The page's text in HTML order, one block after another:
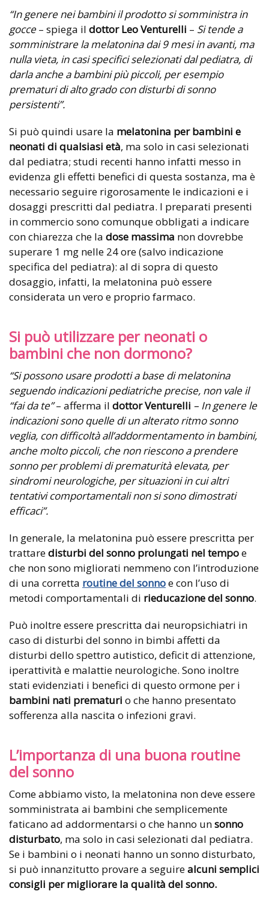
“In genere nei bambini il prodotto si somministra in
gocce – spiega il dottor Leo Venturelli – Si tende a
somministrare la melatonina dai 9 mesi in avanti, ma
nulla vieta, in casi specifici selezionati dal pediatra, di
darla anche a bambini più piccoli, per esempio
prematuri di alto grado con disturbi di sonno
persistenti”.
Si può quindi usare la melatonina per bambini e
neonati di qualsiasi età, ma solo in casi selezionati
dal pediatra; studi recenti hanno infatti messo in
evidenza gli effetti benefici di questa sostanza, ma è
necessario seguire rigorosamente le indicazioni e i
dosaggi prescritti dal pediatra. I preparati presenti
in commercio sono comunque obbligati a indicare
con chiarezza che la dose massima non dovrebbe
superare 1 mg nelle 24 ore (salvo indicazione
specifica del pediatra): al di sopra di questo
dosaggio, infatti, la melatonina può essere
considerata un vero e proprio farmaco.
Si può utilizzare per neonati o
bambini che non dormono?
“Si possono usare prodotti a base di melatonina
seguendo indicazioni pediatriche precise, non vale il
“fai da te”– afferma il dottor Venturelli – In genere le
indicazioni sono quelle di un alterato ritmo sonno
veglia, con difficoltà all’addormentamento in bambini,
anche molto piccoli, che non riescono a prendere
sonno per problemi di prematurità elevata, per
sindromi neurologiche, per situazioni in cui altri
tentativi comportamentali non si sono dimostrati
efficaci”.
In generale, la melatonina può essere prescritta per
trattaredisturbi del sonno prolungati nel tempoe
che non sono migliorati nemmeno con l’introduzione
di una corretta routine del sonnoe con l’uso di
metodi comportamentali di rieducazione del sonno.
Può inoltre essere prescritta dai neuropsichiatri in
caso di disturbi del sonno in bimbi affetti da
disturbi dello spettro autistico, deficit di attenzione,
iperattività e malattie neurologiche. Sono inoltre
stati evidenziati i benefici di questo ormone per i
bambini nati prematuri o che hanno presentato
sofferenza alla nascita o infezioni gravi.
L’importanza di una buona routine
del sonno
Come abbiamo visto, la melatonina non deve essere
somministrata ai bambini che semplicemente
faticano ad addormentarsi o che hanno unsonno
disturbato, ma solo in casi selezionati dal pediatra.
Se i bambini o i neonati hanno un sonno disturbato,
si può innanzitutto provare a seguirealcuni semplici
consigli per migliorare la qualità del sonno.